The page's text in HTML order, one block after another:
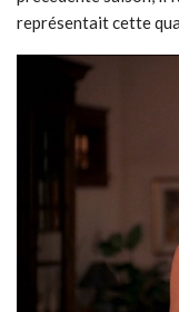
représentait cette